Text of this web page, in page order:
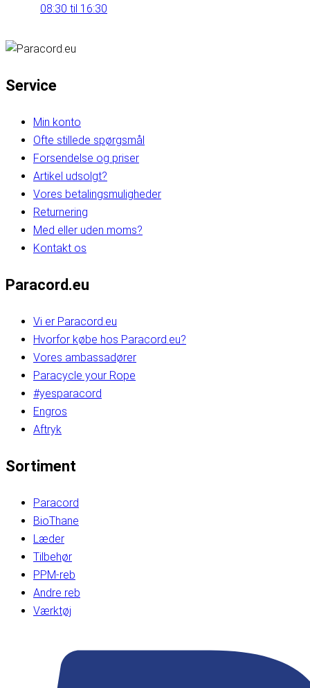
08:30 til 16:30
Service
Min konto
Ofte stillede spørgsmål
Forsendelse og priser
Artikel udsolgt?
Vores betalingsmuligheder
Returnering
Med eller uden moms?
Kontakt os
Paracord.eu
Vi er Paracord.eu
Hvorfor købe hos Paracord.eu?
Vores ambassadører
Paracycle your Rope
#yesparacord
Engros
Aftryk
Sortiment
Paracord
BioThane
Læder
Tilbehør
PPM-reb
Andre reb
Værktøj